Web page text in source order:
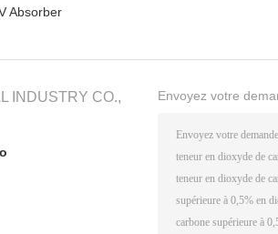
Absorber
INDUSTRY CO.,
Envoyez votre